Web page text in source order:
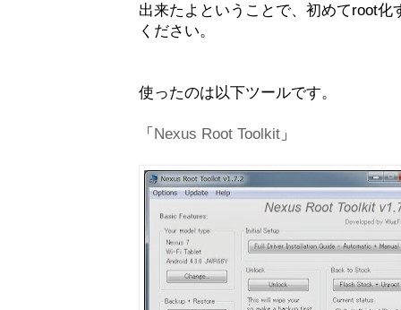
出来たよということで、初めてroot
ください。
使ったのは以下ツールです。
「 Nexus Root Toolkit 」